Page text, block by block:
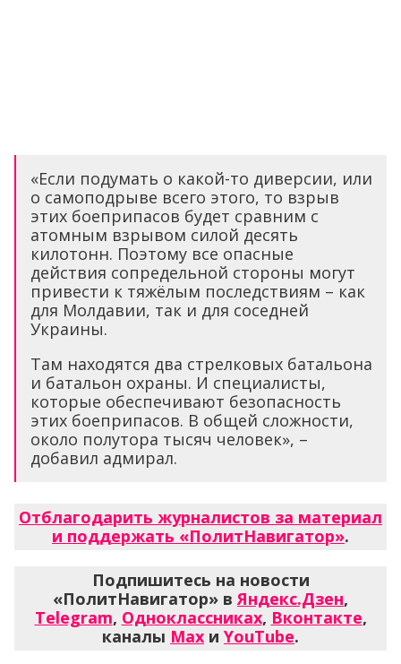
«Если подумать о какой-то диверсии, или
о самоподрыве всего этого, то взрыв
этих боеприпасов будет сравним с
атомным взрывом силой десять
килотонн. Поэтому все опасные
действия сопредельной стороны могут
привести к тяжёлым последствиям – как
для Молдавии, так и для соседней
Украины.
Там находятся два стрелковых батальона
и батальон охраны. И специалисты,
которые обеспечивают безопасность
этих боеприпасов. В общей сложности,
около полутора тысяч человек», –
добавил адмирал.
Отблагодарить журналистов за материал
и поддержать «ПолитНавигатор».
Подпишитесь на новости
«ПолитНавигатор» в Яндекс.Дзен,
Telegram, Одноклассниках, Вконтакте,
каналы Max и YouTube.